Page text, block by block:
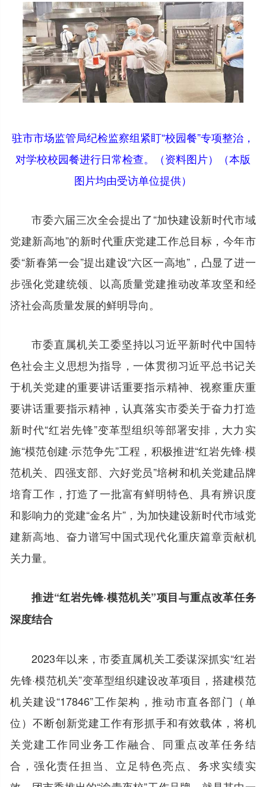
驻市市场监管局纪检监察组紧盯“校园餐”专项整治，
对学校校园餐进行日常检查。（资料图片）（本版
图片均由受访单位提供）
市委六届三次全会提出了“加快建设新时代市域
党建新高地”的新时代重庆党建工作总目标，今年市
委“新春第一会”提出建设“六区一高地”，凸显了进一
步强化党建统领、以高质量党建推动改革攻坚和经
济社会高质量发展的鲜明导向。
市委直属机关工委坚持以习近平新时代中国特
色社会主义思想为指导，一体贯彻习近平总书记关
于机关党建的重要讲话重要指示精神、视察重庆重
要讲话重要指示精神，认真落实市委关于奋力打造
新时代“红岩先锋”变革型组织等部署安排，大力实
施“模范创建·示范争先”工程，积极推进“红岩先锋·模
范机关、四强支部、六好党员”培树和机关党建品牌
培育工作，打造了一批富有鲜明特色、具有辨识度
和影响力的党建“金名片”，为加快建设新时代市域党
建新高地、奋力谱写中国式现代化重庆篇章贡献机
关力量。
推进“红岩先锋·模范机关”项目与重点改革任务
深度结合
2023年以来，市委直属机关工委谋深抓实“红岩
先锋·模范机关”变革型组织建设改革项目，搭建模范
机关建设“17846”工作架构，推动市直各部门（单
位）不断创新党建工作有形抓手和有效载体，将机
关党建工作同业务工作融合、同重点改革任务结
合，强化责任担当、立足特色亮点、务求实绩实